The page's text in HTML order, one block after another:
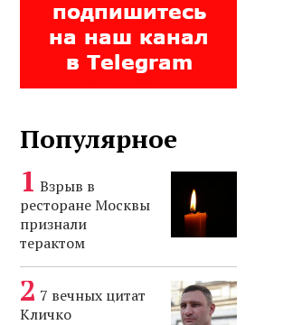
Популярное
Взрыв в
ресторане Москвы
признали
терактом
7 вечных цитат
Кличко